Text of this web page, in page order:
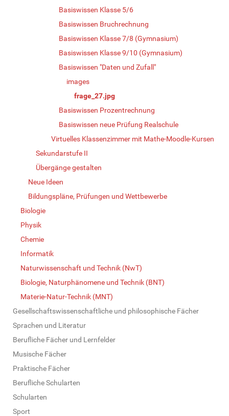
Basiswissen Klasse 5/6
Basiswissen Bruchrechnung
Basiswissen Klasse 7/8 (Gymnasium)
Basiswissen Klasse 9/10 (Gymnasium)
Basiswissen "Daten und Zufall"
images
frage_27.jpg
Basiswissen Prozentrechnung
Basiswissen neue Prüfung Realschule
Virtuelles Klassenzimmer mit Mathe-Moodle-Kursen
Sekundarstufe II
Übergänge gestalten
Neue Ideen
Bildungspläne, Prüfungen und Wettbewerbe
Biologie
Physik
Chemie
Informatik
Naturwissenschaft und Technik (NwT)
Biologie, Naturphänomene und Technik (BNT)
Materie-Natur-Technik (MNT)
Gesellschaftswissenschaftliche und philosophische Fächer
Sprachen und Literatur
Berufliche Fächer und Lernfelder
Musische Fächer
Praktische Fächer
Berufliche Schularten
Schularten
Sport